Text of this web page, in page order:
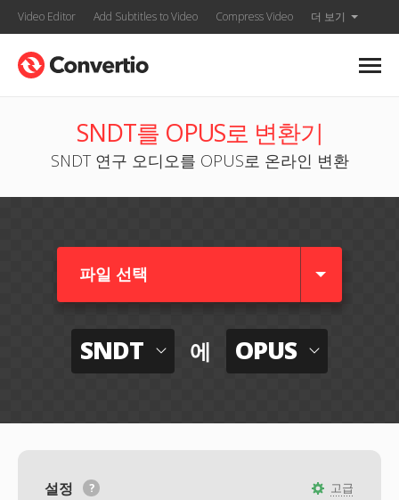
Video Editor Add Subtitles to Video Compress Video 더 보기
SNDT를 OPUS로 변환기
SNDT 연구 오디오를 OPUS로 온라인 변환
파일 선택
SNDT 에 OPUS
고급
설정